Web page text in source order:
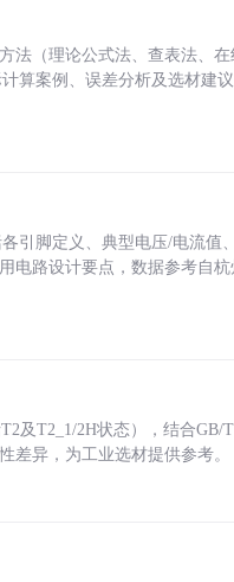
法（理论公式法、查表法、
算案例、误差分析及选材建
引脚定义、典型电压/电流值
电路设计要点，数据参考自
及T2_1/2H状态），结合GB/
差异，为工业选材提供参考。